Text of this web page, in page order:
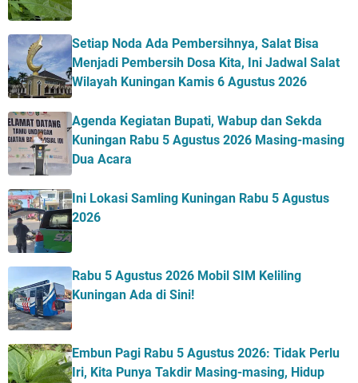
Setiap Noda Ada Pembersihnya, Salat Bisa
Menjadi Pembersih Dosa Kita, Ini Jadwal Salat
Wilayah Kuningan Kamis 6 Agustus 2026
Agenda Kegiatan Bupati, Wabup dan Sekda
Kuningan Rabu 5 Agustus 2026 Masing-masing
Dua Acara
Ini Lokasi Samling Kuningan Rabu 5 Agustus
2026
Rabu 5 Agustus 2026 Mobil SIM Keliling
Kuningan Ada di Sini!
Embun Pagi Rabu 5 Agustus 2026: Tidak Perlu
Iri, Kita Punya Takdir Masing-masing, Hidup